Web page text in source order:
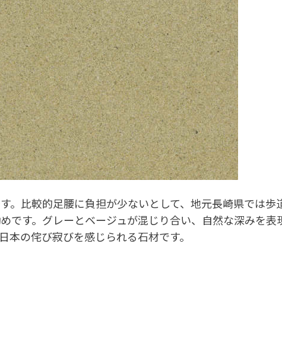
。比較的足腰に負担が少ないとして、地元長崎県では歩
です。グレーとベージュが混じり合い、自然な深みを
本の侘び寂びを感じられる石材です。